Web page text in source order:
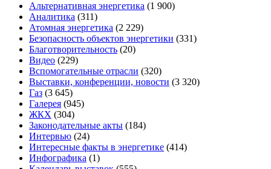
Альтернативная энергетика (1 900)
Аналитика (311)
Атомная энергетика (2 229)
Безопасность объектов энергетики (331)
Благотворительность (20)
Видео (229)
Вспомогательные отрасли (320)
Выставки, конференции, новости (3 320)
Газ (3 645)
Галерея (945)
ЖКХ (304)
Законодательные акты (184)
Интервью (24)
Интересные факты в энергетике (414)
Инфографика (1)